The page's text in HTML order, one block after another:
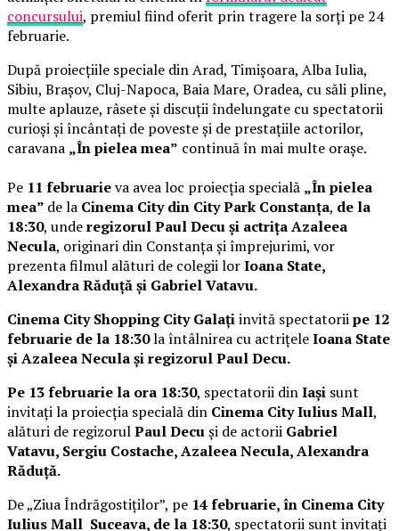
concursului, premiul fiind oferit prin tragere la sorți pe 24
februarie.
După proiecțiile speciale din Arad, Timișoara, Alba Iulia,
Sibiu, Brașov, Cluj-Napoca, Baia Mare, Oradea, cu săli pline,
multe aplauze, râsete și discuții îndelungate cu spectatorii
curioși și încântați de poveste și de prestațiile actorilor,
caravana „În pielea mea” continuă în mai multe orașe.
Pe 11 februarieva avea loc proiecția specială „În pielea
mea” de la Cinema City din City Park Constanța, de la
18:30, underegizorul Paul Decu și actrița Azaleea
Necula, originari din Constanța și împrejurimi, vor
prezenta filmul alături de colegii lorIoana State,
Alexandra Răduță și Gabriel Vatavu.
Cinema City Shopping City Galațiinvită spectatoriipe 12
februarie de la 18:30la întâlnirea cu actrițeleIoana State
și Azaleea Necula și regizorul Paul Decu.
Pe 13 februarie la ora 18:30, spectatorii dinIași sunt
invitați la proiecția specială din Cinema City Iulius Mall,
alături de regizorulPaul Decuși de actorii Gabriel
Vatavu, Sergiu Costache, Azaleea Necula, Alexandra
Răduță.
De „Ziua Îndrăgostiților”, pe 14 februarie, în Cinema City
Iulius Mall Suceava, de la 18:30, spectatorii sunt invitați